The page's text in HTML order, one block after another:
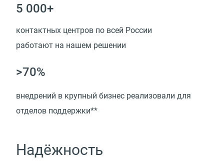
5 000+
контактных центров по всей России
работают на нашем решении
>70%
внедрений в крупный бизнес реализовали для
отделов поддержки**
Надёжность